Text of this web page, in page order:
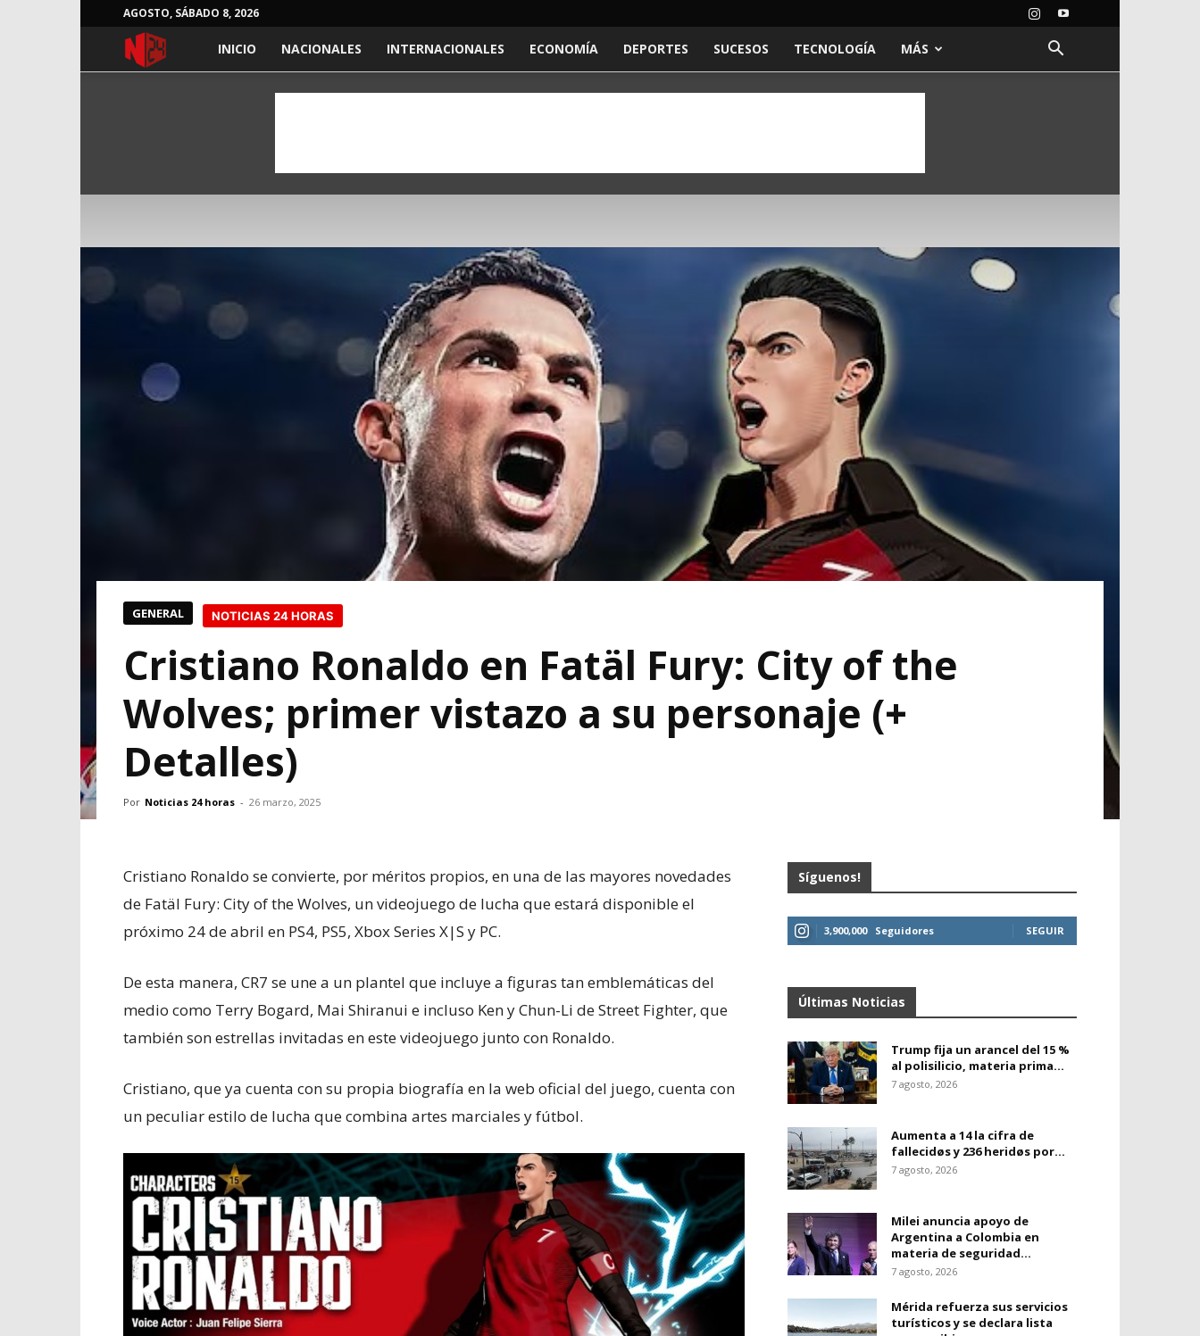
AGOSTO, SÁBADO 8, 2026
NOTICIASINICIO NACIONALES INTERNACIONALES ECONOMÍA DEPORTES SUCESOS TECNOLOGÍA MÁS
GENERAL NOTICIAS 24 HORAS
Cristiano Ronaldo en Fatäl Fury: City of the
Wolves; primer vistazo a su personaje (+
Detalles)
Por Noticias 24 horas - 26 marzo, 2025
Cristiano Ronaldo se convierte, por méritos propios, en una de las mayores novedades
de Fatäl Fury: City of the Wolves, un videojuego de lucha que estará disponible el
próximo 24 de abril en PS4, PS5, Xbox Series X|S y PC.
De esta manera, CR7 se une a un plantel que incluye a figuras tan emblemáticas del
medio como Terry Bogard, Mai Shiranui e incluso Ken y Chun-Li de Street Fighter, que
también son estrellas invitadas en este videojuego junto con Ronaldo.
Cristiano, que ya cuenta con su propia biografía en la web oficial del juego, cuenta con
un peculiar estilo de lucha que combina artes marciales y fútbol.
Síguenos!
3,900,000 Seguidores SEGUIR
Últimas Noticias
Trump fija un arancel del 15 %
al polisilicio, materia prima...
7 agosto, 2026
Aumenta a 14 la cifra de
fallecidøs y 236 heridøs por...
7 agosto, 2026
Milei anuncia apoyo de
Argentina a Colombia en
materia de seguridad...
7 agosto, 2026
Mérida refuerza sus servicios
turísticos y se declara lista